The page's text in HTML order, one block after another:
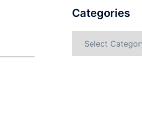
Categories